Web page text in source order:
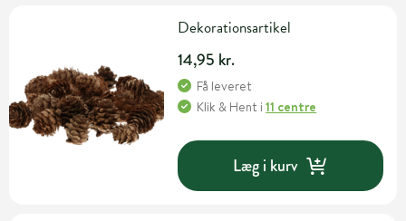
Dekorationsartikel
14,95 kr.
Få leveret
Klik & Hent i11 centre
Læg i kurv